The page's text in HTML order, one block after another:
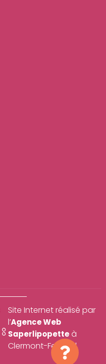
Site Internet réalisé par
l’Agence Web
Saperlipopetteà
Clermont-Ferrand